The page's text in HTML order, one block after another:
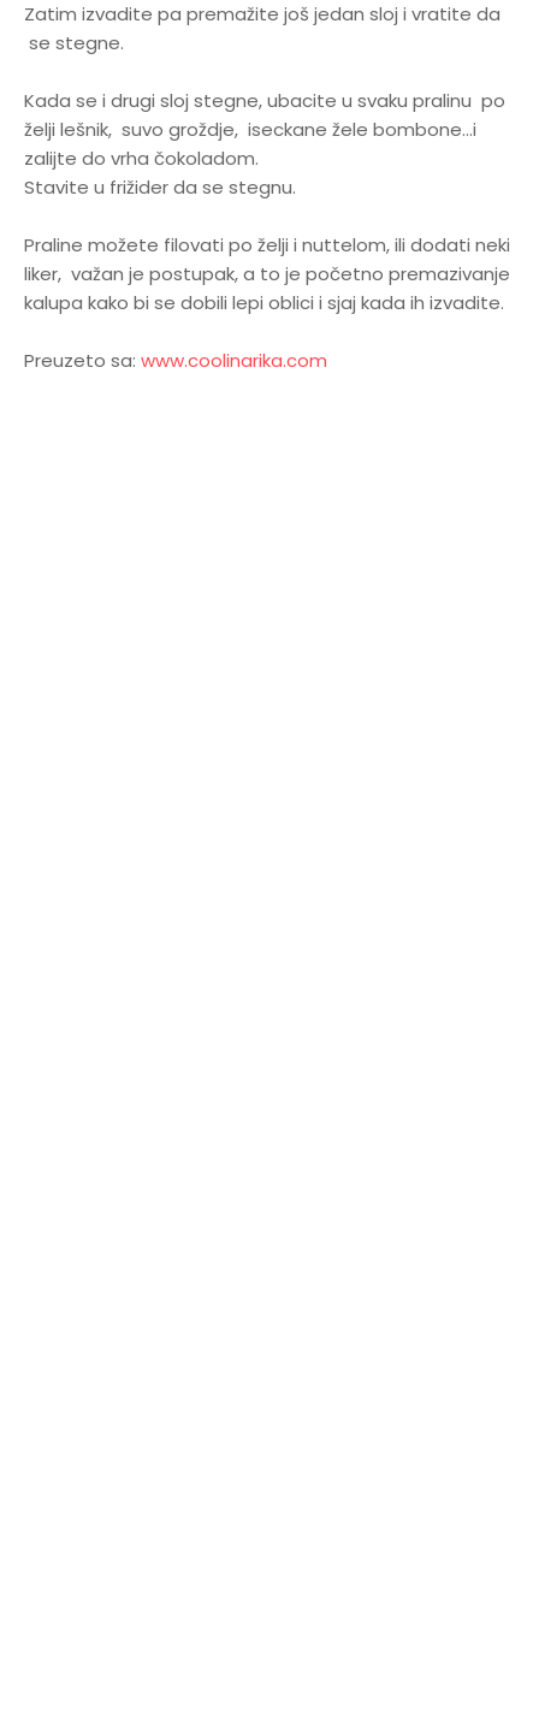
Zatim izvadite pa premažite još jedan sloj i vratite da
se stegne.
Kada se i drugi sloj stegne, ubacite u svaku pralinu po
želji lešnik, suvo groždje, iseckane žele bombone...i
zalijte do vrha čokoladom.
Stavite u frižider da se stegnu.
Praline možete filovati po želji i nuttelom, ili dodati neki
liker, važan je postupak, a to je početno premazivanje
kalupa kako bi se dobili lepi oblici i sjaj kada ih izvadite.
Preuzeto sa: www.coolinarika.com